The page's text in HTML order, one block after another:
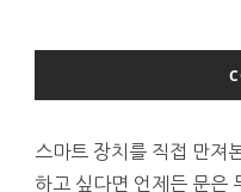
스마트 장치를 직접 만져
하고 싶다면 언제든 문은